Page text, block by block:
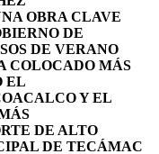
OBRA CLAVE
DE
DE VERANO
COLOCADO MÁS
EL
Y EL
DE ALTO
DE TECÁMAC